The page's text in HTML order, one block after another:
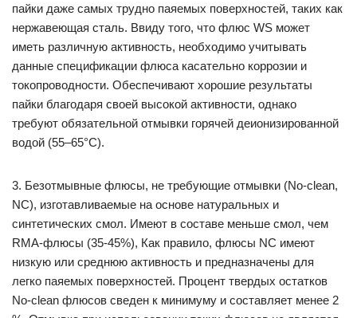
пайки даже самых трудно паяемых поверхностей, таких как
нержавеющая сталь. Ввиду того, что флюс WS может
иметь различную активность, необходимо учитывать
данные спецификации флюса касательно коррозии и
токопроводности. Обеспечивают хорошие результаты
пайки благодаря своей высокой активности, однако
требуют обязательной отмывки горячей деионизированной
водой (55–65°С).
3. Безотмывные флюсы, не требующие отмывки (No-clean,
NC), изготавливаемые на основе натуральных и
синтетических смол. Имеют в составе меньше смол, чем
RMA-флюсы (35-45%), Как правило, флюсы NC имеют
низкую или среднюю активность и предназначены для
легко паяемых поверхностей. Процент твердых остатков
No-clean флюсов сведен к минимуму и составляет менее 2